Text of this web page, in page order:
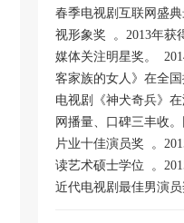
春季电视剧互联网盛
视形象奖 。2013年获
媒体关注明星奖。
客家族的女人》在全
电视剧《神犬奇兵》
网播量、口碑三丰收
片业十佳演员奖 。
读艺术硕士学位 。
近代电视剧最佳男演员